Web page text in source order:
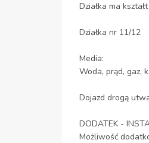
Działka ma
Działka nr 11/12
Media:
Woda, prąd, gaz,
Dojazd drogą
DODATEK -
Możliwość